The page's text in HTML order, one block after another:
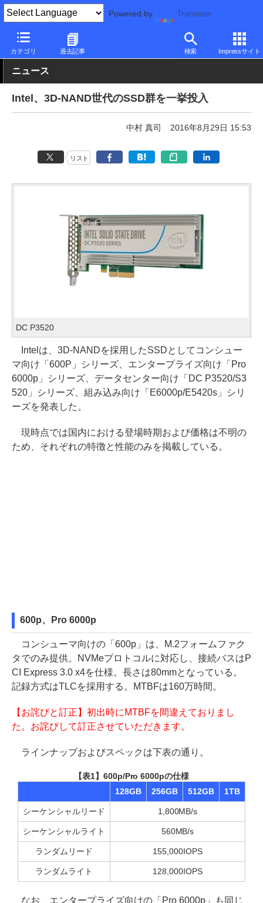
Powered by Translate
カテゴリ 過去記事 検索 Impressサイト
PC Watch 半導体/周辺機器
ニュース
Intel、3D-NAND世代のSSD群を一挙投入
中村 真司 2016年8月29日 15:53
リスト
DC P3520
Intelは、3D-NANDを採用したSSDとしてコンシュー
マ向け「600P」シリーズ、エンタープライズ向け「Pro
6000p」シリーズ、データセンター向け「DC P3520/S3
520」シリーズ、組み込み向け「E6000p/E5420s」シリ
ーズを発表した。
現時点では国内における登場時期および価格は不明の
ため、それぞれの特徴と性能のみを掲載している。
600p、Pro 6000p
コンシューマ向けの「600p」は、M.2フォームファク
タでのみ提供。NVMeプロトコルに対応し、接続バスはP
CI Express 3.0 x4を仕様。長さは80mmとなっている。
記録方式はTLCを採用する。MTBFは160万時間。
【お詫びと訂正】初出時にMTBFを間違えておりまし
た。お詫びして訂正させていただきます。
ラインナップおよびスペックは下表の通り。
【表1】600p/Pro 6000pの仕様
128GB
256GB 512GB 1TB
シーケンシャルリード 1,800MB/s
シーケンシャルライト 560MB/s
ランダムリード 155,000IOPS
ランダムライト 128,000IOPS
なお、エンタープライズ向けの「Pro 6000p」も同じ